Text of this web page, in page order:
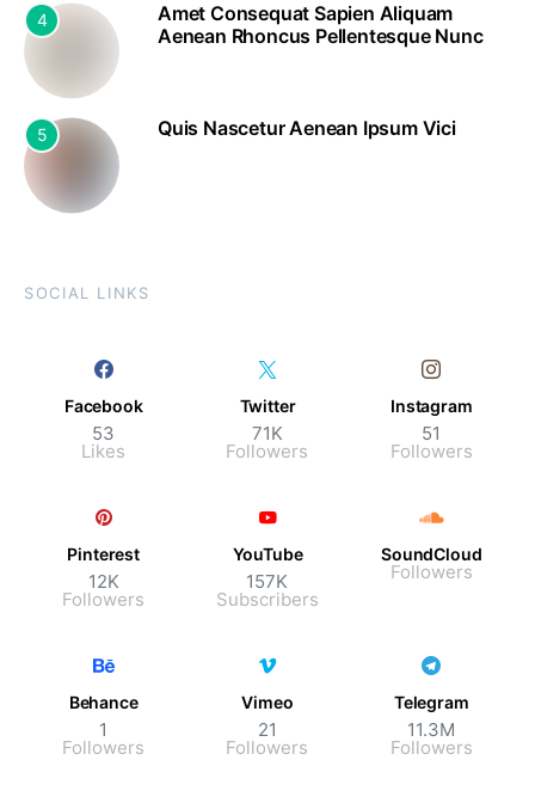
4
Amet Consequat Sapien Aliquam
Aenean Rhoncus Pellentesque Nunc
5 Quis Nascetur Aenean Ipsum Vici
SOCIAL LINKS
Facebook
53
Likes
Twitter
71K
Followers
Instagram
51
Followers
Pinterest
12K
Followers
YouTube
157K
Subscribers
SoundCloud
Followers
Behance
1
Followers
Vimeo
21
Followers
Telegram
11.3M
Followers